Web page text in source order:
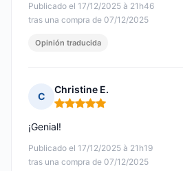
Publicado el 17/12/2025 à 21h46
tras una compra de 07/12/2025
Opinión traducida
C
Christine E.
Nota: 5 de 5
Publicado el 17/12/2025 à 21h19
tras una compra de 07/12/2025
¡Genial!